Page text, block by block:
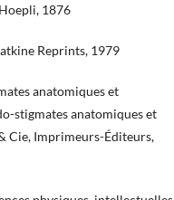
1876
Reprints, 1979
anatomiques et
stigmates anatomiques et
Cie, Imprimeurs-Éditeurs,